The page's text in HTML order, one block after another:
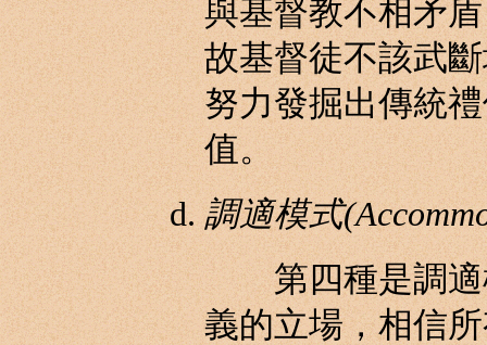
與基督教不相矛
故基督徒不該武
努力發掘出傳統
值。
調適模式
第四種是調適
義的立場，相信